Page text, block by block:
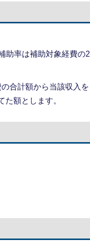
助率は補助対象経費の2
合計額から当該収入を
額とします。